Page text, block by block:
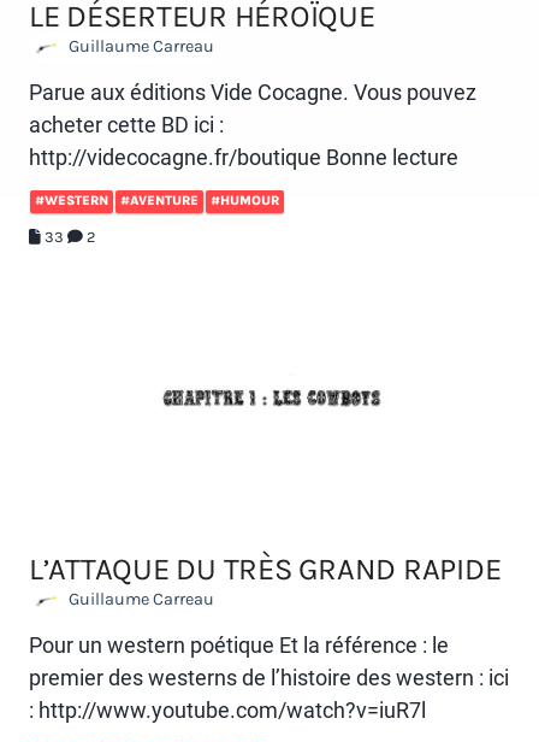
LE DÉSERTEUR HÉROÏQUE
Guillaume Carreau
Parue aux éditions Vide Cocagne. Vous pouvez
acheter cette BD ici :
http://videcocagne.fr/boutique Bonne lecture
#WESTERN #AVENTURE #HUMOUR
33 2
L’ATTAQUE DU TRÈS GRAND RAPIDE
Guillaume Carreau
Pour un western poétique Et la référence : le
premier des westerns de l’histoire des western : ici
: http://www.youtube.com/watch?v=iuR7l